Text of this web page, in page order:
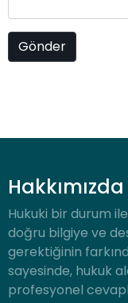
Hakkımızda
Hukuki bir durum ile
doğru bilgiye ve
gerektiğinin
sayesinde, hukuk
profesyonel